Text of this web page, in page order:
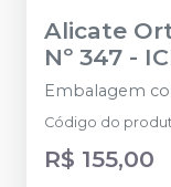
Alicate
Nº 347 -
Embalagem
Código do
R$ 155,00